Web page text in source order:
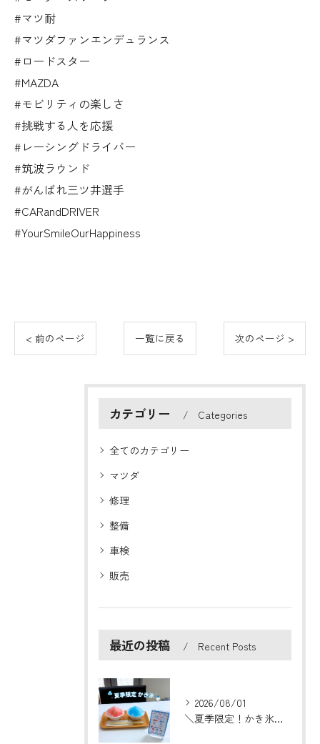
#マツ耐
#マツダファンエンデュランス
#ロードスター
#MAZDA
#モビリティの楽しさ
#挑戦する人を応援
#レーシングドライバー
#筑波ラウンド
#がんばれ三ツ井選手
#CARandDRIVER
#YourSmileOurHappiness
< 前のページ 一覧に戻る 次のページ >
カテゴリー Categories
全てのカテゴリー
マツダ
修理
整備
車検
販売
最近の投稿 Recent Posts
2026/08/01
＼夏季限定！かき氷はじめました🍧／